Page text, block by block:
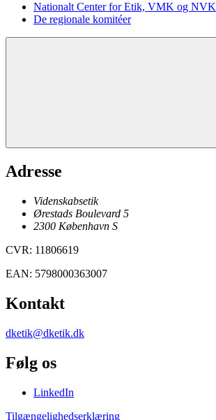
Nationalt Center for Etik, VMK og NVK
De regionale komitéer
Adresse
Videnskabsetik
Ørestads Boulevard 5
2300 København S
CVR: 11806619
EAN: 5798000363007
Kontakt
dketik@dketik.dk
Følg os
LinkedIn
Tilgængelighedserklæring